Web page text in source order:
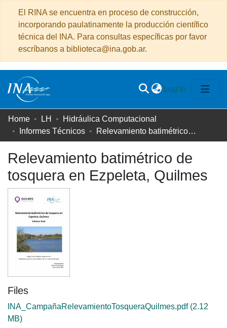
El RINA se encuentra en proceso de construcción,
incorporando paulatinamente la producción científico
técnica del INA. Para consultas específicas por favor
escríbanos a biblioteca@ina.gob.ar.
Log In (current)
Communities
&
Collections
All of DSpace
Statistics
Home LH
Hidráulica Computacional
Informes Técnicos
Relevamiento batimétrico de tosquera en Ezpeleta, Quilmes
Relevamiento batimétrico de
tosquera en Ezpeleta, Quilmes
Files
INA_CampañaRelevamientoTosqueraQuilmes.pdf(2.12
MB)